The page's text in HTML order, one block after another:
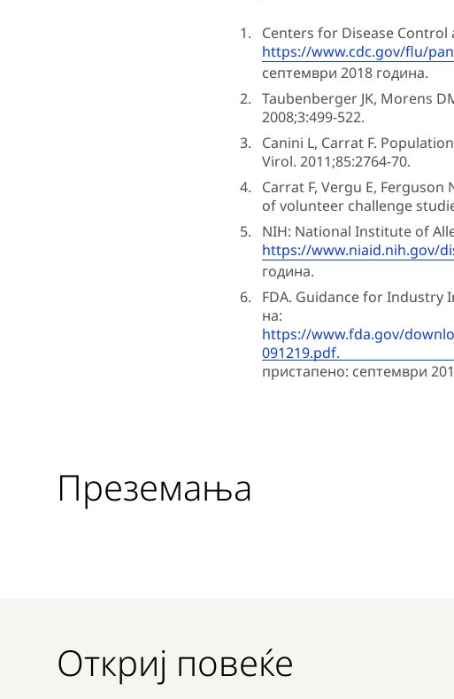
Centers for Disease Control
https://www.cdc.gov/flu/
септември 2018 година.
Taubenberger JK, Morens
2008;3:499-522.
Canini L, Carrat F.
Virol. 2011;85:2764-70.
Carrat F, Vergu E,
of volunteer challenge
NIH: National Institute of
https://www.niaid.nih.gov/
година.
FDA. Guidance for Industry
на:
https://www.fda.gov/
091219.pdf.
пристапено: септември
Преземања
Откриј повеќе